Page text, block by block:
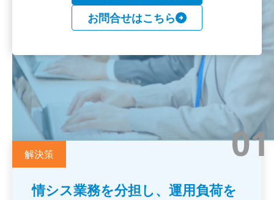
お問合せはこちら
01
解決策
情シス業務を分担し、運用負荷を